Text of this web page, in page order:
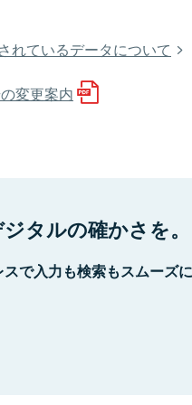
れているデータについて
変更案内
タルの確かさを。
で入力も検索もスムーズ